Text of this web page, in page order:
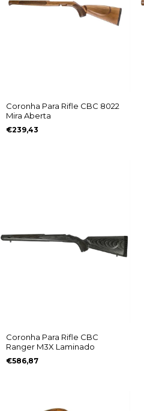
Coronha Para Rifle CBC 8022
Mira Aberta
€239,43
Coronha Para Rifle CBC
Ranger M3X Laminado
€586,87